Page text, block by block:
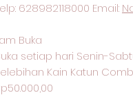
628982118000 Email:
Buka
setiap hari Senin-
Kain Katun